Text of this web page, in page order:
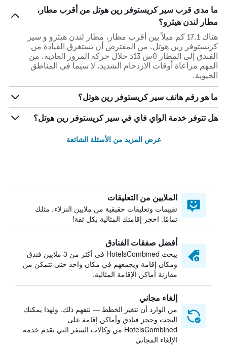
ما مدى قرب سير كريستوفر رين هوتل من أقرب مطار،
مطار لندن هيثرو؟
هناك 17.1 كم ميلاً بين أقرب مطار، مطار لندن هيثرو و سير
كريستوفر رين هوتل. من المفترض أن تستغرق القيادة من
الفندق إلى المطار 0س 13د خلال حركة المرور العادية. من
المهم مراعاة أوقات الازدحام الشديد، لا سيما في المناطق
الحيوية.
ما هو رقم هاتف سير كريستوفر رين هوتل؟
هل تتوفر خدمة الواي فاي في سير كريستوفر رين هوتل؟
عرض المزيد من الأسئلة الشائعة
الملايين من التعليقات
تقييمات وتعليقات حقيقية من ملايين النزلاء، مثلك
تمامًا. احجز إقامتك المثالية بكل ثقة!
أفضل صفقات الفنادق
يبحث HotelsCombined في أكثر من 3 ملايين فندق
ومكان إقامة ويجمعهم في مكان واحد حتى تتمكن من
مقارنة أماكن الإقامة المثالية.
إلغاء مجاني
من الوارد أن تتغير الخطط — نتفهم ذلك. ولهذا يمكنك
البحث وحجز فنادق وأماكن إقامة على
HotelsCombined من وكالات السفر التي تقدم خدمة
الإلغاء المجاني